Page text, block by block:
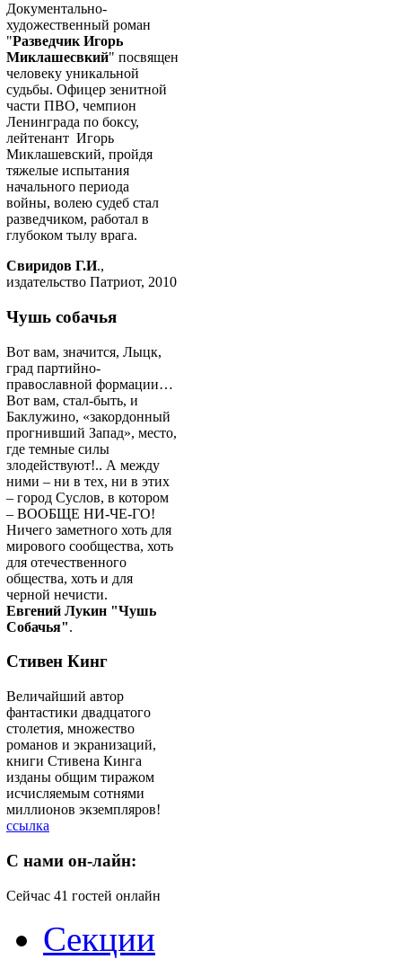
Документально-
художественный роман
"Разведчик Игорь
Миклашесвкий" посвящен
человеку уникальной
судьбы. Офицер зенитной
части ПВО, чемпион
Ленинграда по боксу,
лейтенант Игорь
Миклашевский, пройдя
тяжелые испытания
начального периода
войны, волею судеб стал
разведчиком, работал в
глубоком тылу врага.
Свиридов Г.И.,
издательство Патриот, 2010
Чушь собачья
Вот вам, значится, Лыцк,
град партийно-
православной формации…
Вот вам, стал-быть, и
Баклужино, «закордонный
прогнивший Запад», место,
где темные силы
злодействуют!.. А между
ними – ни в тех, ни в этих
– город Суслов, в котором
– ВООБЩЕ НИ-ЧЕ-ГО!
Ничего заметного хоть для
мирового сообщества, хоть
для отечественного
общества, хоть и для
черной нечисти.
Евгений Лукин "Чушь
Собачья".
Стивен Кинг
Величайший автор
фантастики двадцатого
столетия, множество
романов и экранизаций,
книги Стивена Кинга
изданы общим тиражом
исчисляемым сотнями
миллионов экземпляров!
ссылка
C нами он-лайн:
Сейчас 41 гостей онлайн
Секции